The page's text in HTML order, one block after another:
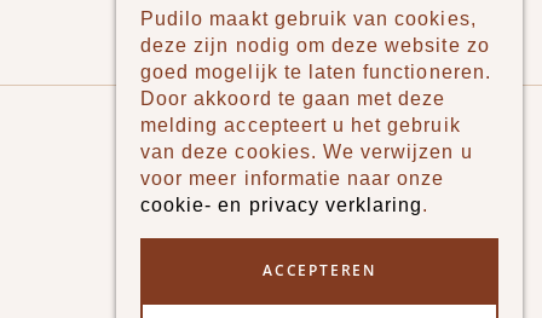
Merken
Pudilo
Over ons
Algemene voorwaarden
Pudilo maakt gebruik van cookies,
deze zijn nodig om deze website zo
goed mogelijk te laten functioneren.
Door akkoord te gaan met deze
melding accepteert u het gebruik
van deze cookies. We verwijzen u
voor meer informatie naar onze
cookie- en privacy verklaring.
ACCEPTEREN